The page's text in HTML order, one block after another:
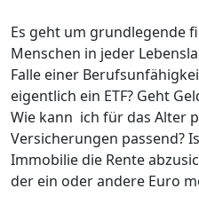
Es geht um grundlegende
Menschen in jeder
Falle einer
eigentlich ein ETF? Geht
Wie kann ich für das Alter
Versicherungen passend?
Immobilie die Rente
der ein oder andere Euro